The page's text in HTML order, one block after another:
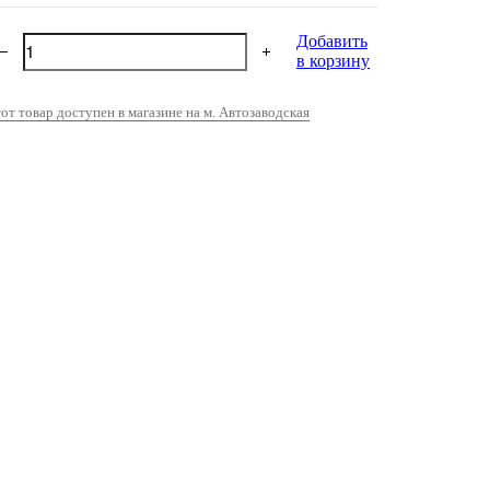
Добавить
в корзину
товар доступен в магазине на м. Автозаводская